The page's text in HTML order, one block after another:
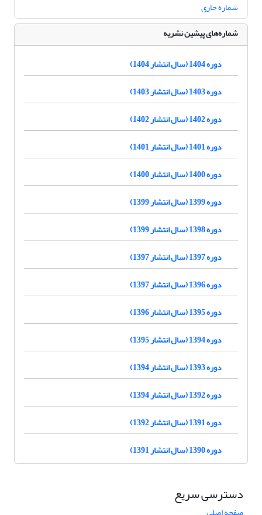
شماره جاری
شماره‌های پیشین نشریه
دوره 1404 (سال انتشار 1404)
دوره 1403 (سال انتشار 1403)
دوره 1402 (سال انتشار 1402)
دوره 1401 (سال انتشار 1401)
دوره 1400 (سال انتشار 1400)
دوره 1399 (سال انتشار 1399)
دوره 1398 (سال انتشار 1399)
دوره 1397 (سال انتشار 1397)
دوره 1396 (سال انتشار 1397)
دوره 1395 (سال انتشار 1396)
دوره 1394 (سال انتشار 1395)
دوره 1393 (سال انتشار 1394)
دوره 1392 (سال انتشار 1394)
دوره 1391 (سال انتشار 1392)
دوره 1390 (سال انتشار 1391)
دسترسی سریع